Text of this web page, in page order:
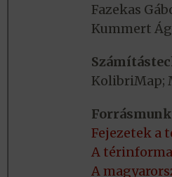
Fazekas
Kummert
KolibriMap;
Fejezetek a
A
A